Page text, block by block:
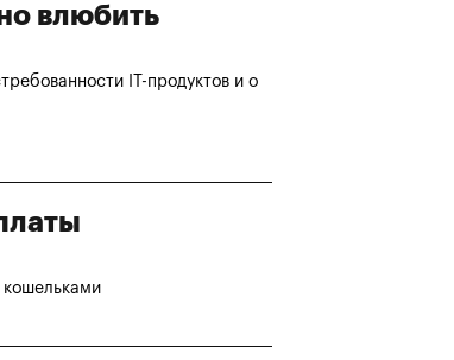
влюбить
IT-продуктов и о